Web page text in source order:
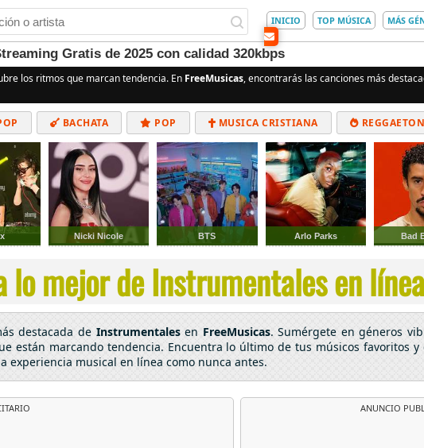
INICIO TOP MÚSICA MÁS
Gratis de 2025 con calidad 320kbps
los ritmos que marcan tendencia. En FreeMusicas, encontrarás las canciones más
BACHATA POP MUSICA CRISTIANA REGGAETON
ALTERNATIVO ELECTRÓNICA CUMBIAS
Nicki Nicole BTS Arlo Parks Bad
lo mejor de Instrumentales en
destacada de Instrumentalesen FreeMusicas. Sumérgete en géneros
están marcando tendencia. Encuentra lo último de tus músicos favoritos
experiencia musical en línea como nunca antes.
ANUNCIO